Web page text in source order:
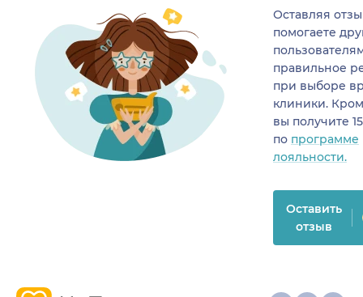
Оставляя
помогаете
правильное
при выборе
клиники.
вы получите
по программе
лояльности.
Оставить
отзыв